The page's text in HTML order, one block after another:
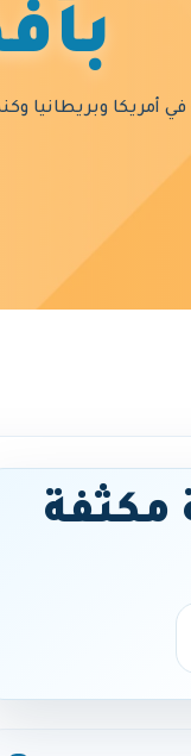
أمريكا وبريطانيا
مكثفة